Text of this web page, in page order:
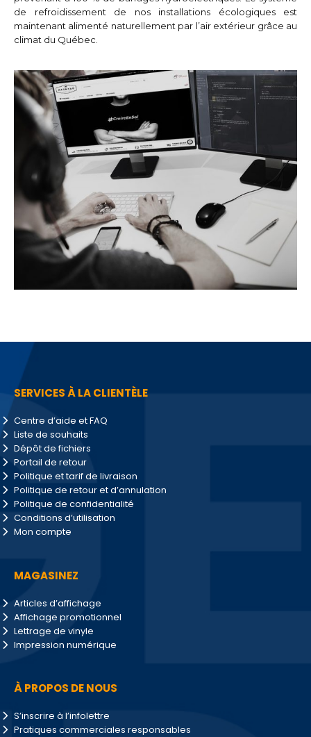
de refroidissement de nos installations écologiques est
maintenant alimenté naturellement par l’air extérieur grâce au
climat du Québec.
SERVICES À LA CLIENTÈLE
Centre d’aide et FAQ
Liste de souhaits
Dépôt de fichiers
Portail de retour
Politique et tarif de livraison
Politique de retour et d’annulation
Politique de confidentialité
Conditions d’utilisation
Mon compte
MAGASINEZ
Articles d’affichage
Affichage promotionnel
Lettrage de vinyle
Impression numérique
À PROPOS DE NOUS
S’inscrire à l’infolettre
Pratiques commerciales responsables